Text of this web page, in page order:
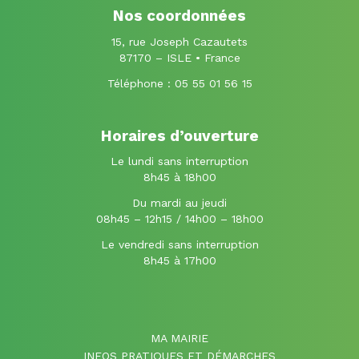
FacebookInstagram
Nos coordonnées
15, rue Joseph Cazautets
87170 – ISLE • France
Téléphone : 05 55 01 56 15
Horaires d’ouverture
Le lundi sans interruption
8h45 à 18h00
Du mardi au jeudi
08h45 – 12h15 / 14h00 – 18h00
Le vendredi sans interruption
8h45 à 17h00
MA MAIRIE
INFOS PRATIQUES ET DÉMARCHES